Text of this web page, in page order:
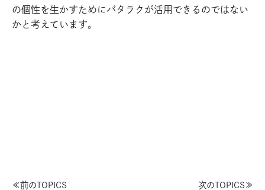
の個性を生かすためにバタラクが活用できるのではない
かと考えています。
≪前のTOPICS 次のTOPICS≫